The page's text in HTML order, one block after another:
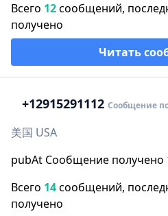
Всего 12сообщений,
получено
Читать
+12915291112 Сообщение
美国 USA
pubAt Сообщение получено
Всего 14сообщений,
получено